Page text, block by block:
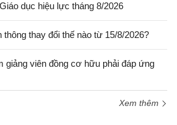
dục hiệu lực tháng 8/2026
thông thay đổi thế nào từ 15/8/2026?
giảng viên đồng cơ hữu phải đáp ứng
Xem thêm